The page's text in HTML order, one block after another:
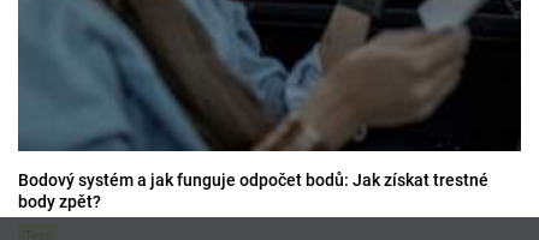
Bodový systém a jak funguje odpočet bodů: Jak získat trestné
body zpět?